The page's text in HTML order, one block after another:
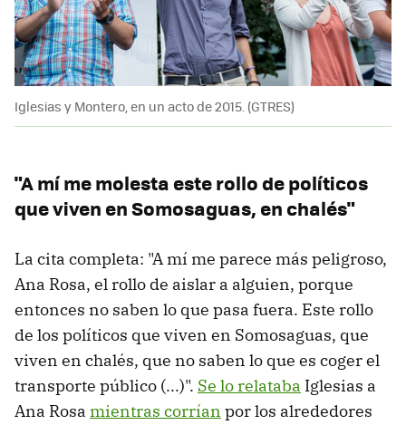
Iglesias y Montero, en un acto de 2015. (GTRES)
"A mí me molesta este rollo de políticos
que viven en Somosaguas, en chalés"
La cita completa: "A mí me parece más peligroso,
Ana Rosa, el rollo de aislar a alguien, porque
entonces no saben lo que pasa fuera. Este rollo
de los políticos que viven en Somosaguas, que
viven en chalés, que no saben lo que es coger el
transporte público (...)". Se lo relataba Iglesias a
Ana Rosa mientras corrían por los alrededores